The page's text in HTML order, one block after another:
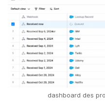
dashboard des